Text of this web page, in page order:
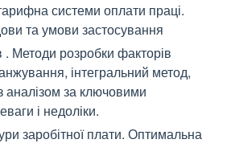
системи оплати праці.
та умови застосування
. Методи розробки факторів
інтегральний метод,
аналізом за ключовими
і недоліки.
заробітної плати. Оптимальна